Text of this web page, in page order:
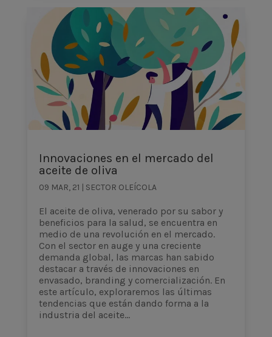
Innovaciones en el mercado del
aceite de oliva
09 MAR, 21 | SECTOR OLEÍCOLA
El aceite de oliva, venerado por su sabor y
beneficios para la salud, se encuentra en
medio de una revolución en el mercado.
Con el sector en auge y una creciente
demanda global, las marcas han sabido
destacar a través de innovaciones en
envasado, branding y comercialización. En
este artículo, exploraremos las últimas
tendencias que están dando forma a la
industria del aceite...